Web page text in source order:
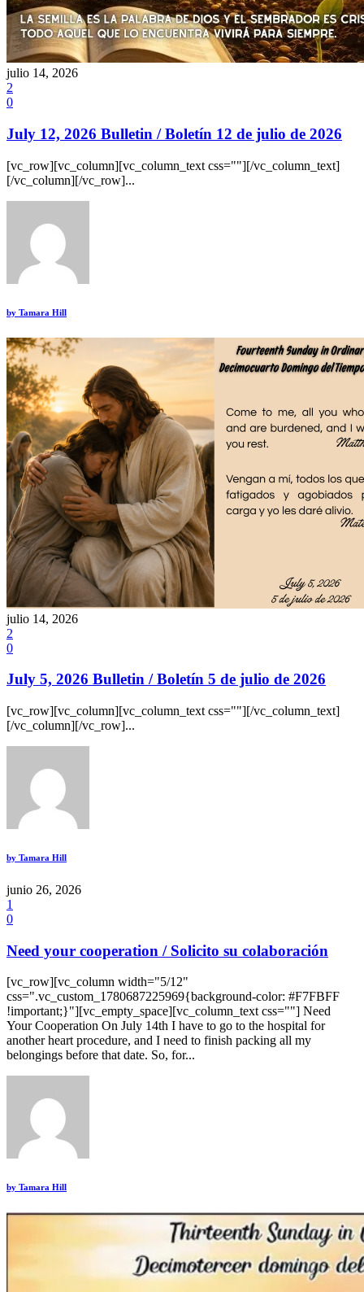
julio 14, 2026
2
0
July 12, 2026 Bulletin / Boletín 12 de julio de 2026
[vc_row][vc_column][vc_column_text css=""][/vc_column_text]
[/vc_column][/vc_row]...
by Tamara Hill
julio 14, 2026
2
0
July 5, 2026 Bulletin / Boletín 5 de julio de 2026
[vc_row][vc_column][vc_column_text css=""][/vc_column_text]
[/vc_column][/vc_row]...
by Tamara Hill
junio 26, 2026
1
0
Need your cooperation / Solicito su colaboración
[vc_row][vc_column width="5/12"
css=".vc_custom_1780687225969{background-color: #F7FBFF
!important;}"][vc_empty_space][vc_column_text css=""] Need
Your Cooperation On July 14th I have to go to the hospital for
another heart procedure, and I need to finish packing all my
belongings before that date. So, for...
by Tamara Hill